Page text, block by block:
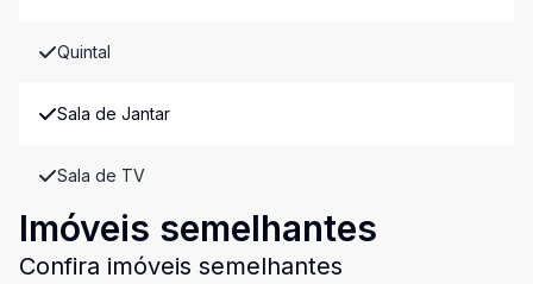
Quintal
Sala de Jantar
Sala de TV
Imóveis semelhantes
Confira imóveis semelhantes